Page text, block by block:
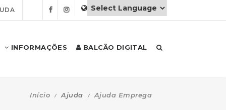
INFORMAÇÕES BALCÃO DIGITAL
Início Ajuda Ajuda Emprega